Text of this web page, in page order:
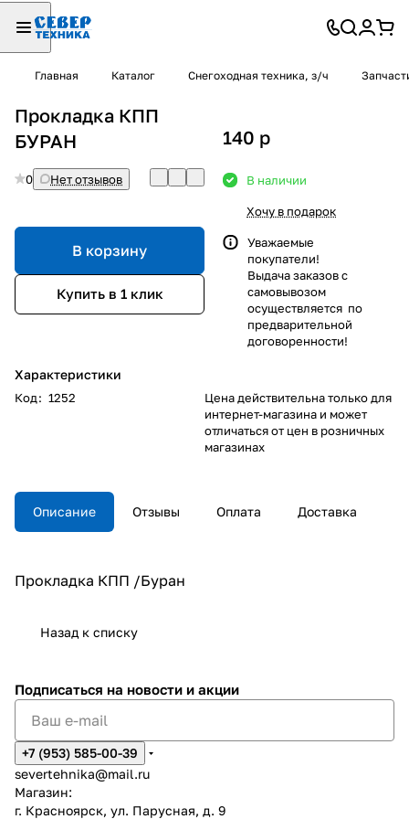
Главная Каталог Снегоходная техника, з/ч
Прокладка КПП
БУРАН
0 Нет отзывов
В корзину
Купить в 1 клик
Характеристики
Код: 1252
140 p
В наличии
Хочу в подарок
Уважаемые
покупатели!
Выдача заказов с
самовывозом
осуществляется по
предварительной
договоренности!
Цена действительна только для
интернет-магазина и может
отличаться от цен в розничных
магазинах
Описание Отзывы Оплата Доставка
Прокладка КПП /Буран
Назад к списку
Подписаться на новости и акции
+7 (953) 585-00-39
severtehnika@mail.ru
Магазин:
г. Красноярск, ул. Парусная, д. 9